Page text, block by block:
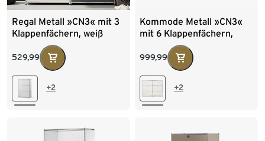
Regal Metall »CN3« mit 3
Klappenfächern, weiß
529,99
+2
Kommode Metall »CN3«
mit 6 Klappenfächern,
groß, weiß
999,99
+2